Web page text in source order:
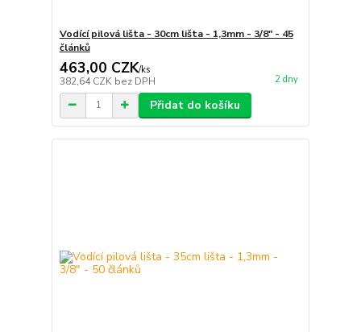
Vodící pilová lišta - 30cm lišta - 1,3mm - 3/8" - 45
článků
463,00 CZK/ks
382,64 CZK bez DPH 2 dny
Přidat do košíku